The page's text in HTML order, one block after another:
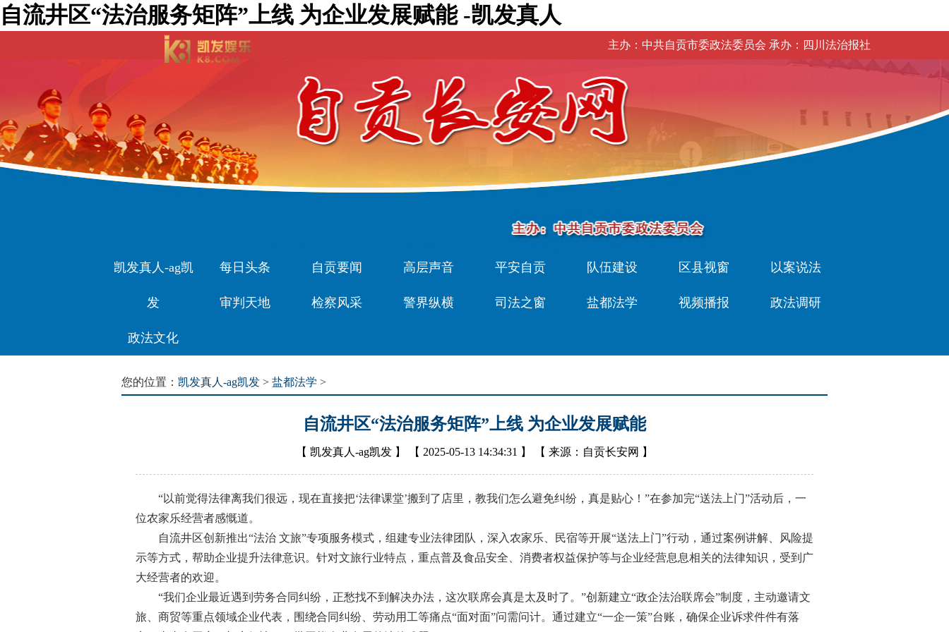
自流井区“法治服务矩阵”上线 为企业发展赋能 -凯发真人
主办：中共自贡市委政法委员会 承办：四川法治报社
凯发真人-ag凯
发
每日头条 自贡要闻 高层声音 平安自贡 队伍建设 区县视窗 以案说法
审判天地 检察风采 警界纵横 司法之窗 盐都法学 视频播报 政法调研
政法文化
您的位置： 凯发真人-ag凯发 > 盐都法学 >
自流井区“法治服务矩阵”上线 为企业发展赋能
【 凯发真人-ag凯发 】 【 2025-05-13 14:34:31 】 【 来源：自贡长安网 】
“以前觉得法律离我们很远，现在直接把‘法律课堂’搬到了店里，教我们怎么避免纠纷，真是贴心！”在参加完“送法上门”活动后，一
位农家乐经营者感慨道。
自流井区创新推出“法治 文旅”专项服务模式，组建专业法律团队，深入农家乐、民宿等开展“送法上门”行动，通过案例讲解、风险提
示等方式，帮助企业提升法律意识。针对文旅行业特点，重点普及食品安全、消费者权益保护等与企业经营息息相关的法律知识，受到广
大经营者的欢迎。
“我们企业最近遇到劳务合同纠纷，正愁找不到解决办法，这次联席会真是太及时了。”创新建立“政企法治联席会”制度，主动邀请文
旅、商贸等重点领域企业代表，围绕合同纠纷、劳动用工等痛点“面对面”问需问计。通过建立“一企一策”台账，确保企业诉求件件有落